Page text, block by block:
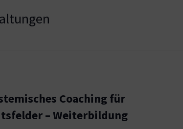
Coaching für
– Weiterbildung